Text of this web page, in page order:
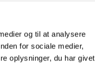
og til at analysere
for sociale medier,
oplysninger, du har givet